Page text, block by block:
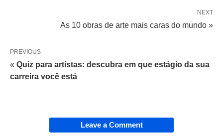
NEXT
As 10 obras de arte mais caras do mundo »
PREVIOUS
« Quiz para artistas: descubra em que estágio da sua
carreira você está
Leave a Comment